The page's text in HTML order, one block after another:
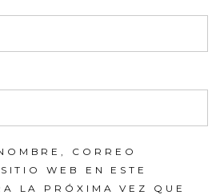
CORREO
WEB EN ESTE
LA PRÓXIMA VEZ QUE